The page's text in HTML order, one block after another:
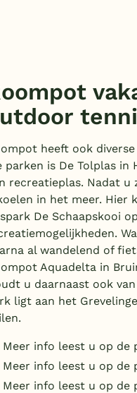
heeft ook
parken is De Tolplas in
recreatieplas. Nadat
in het meer. Hier
De Schaapskooi
al wandelend of
Aquadelta in
u daarnaast ook
ligt aan het
Meer info leest u op de
Meer info leest u op de
Meer info leest u op de